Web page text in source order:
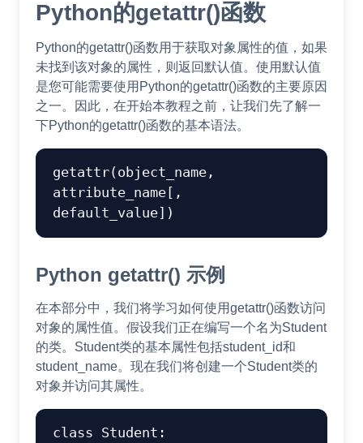
Python的getattr()函数
Python的getattr()函数用于获取对象属性的值，如果
未找到该对象的属性，则返回默认值。使用默认值
是您可能需要使用Python的getattr()函数的主要原因
之一。因此，在开始本教程之前，让我们先了解一
下Python的getattr()函数的基本语法。
getattr(object_name,
attribute_name[,
Python getattr() 示例
在本部分中，我们将学习如何使用getattr()函数访问
对象的属性值。假设我们正在编写一个名为Student
的类。Student类的基本属性包括student_id和
student_name。现在我们将创建一个Student类的
对象并访问其属性。
class Student: